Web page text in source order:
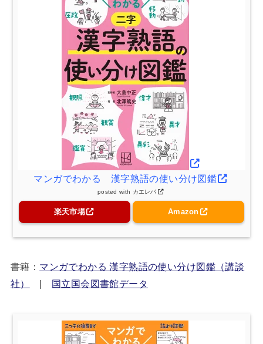
マンガでわかる 漢字熟語の使い分け図鑑
posted with カエレバ
楽天市場 Amazon
書籍： マンガでわかる 漢字熟語の使い分け図鑑（講談
社）
国立国会図書館データ